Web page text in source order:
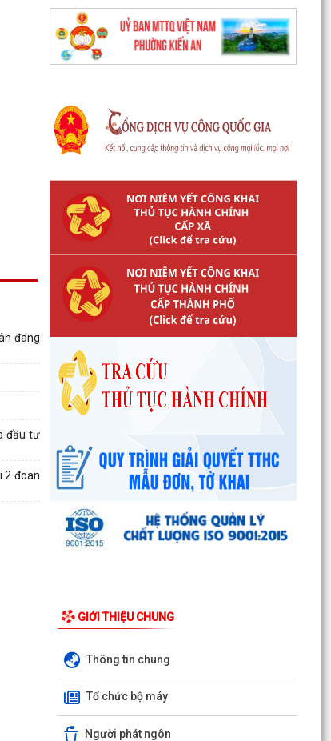
đang
đầu tư
2 đoan
GIỚI THIỆU CHUNG
Thông tin chung
Tổ chức bộ máy
Người phát ngôn